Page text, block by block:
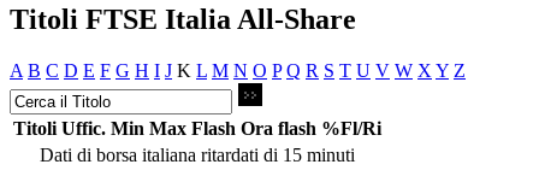
Titoli FTSE Italia All-Share
A B C D E F G H I J K L M N O P Q R S T U V W X Y Z
Titoli Uffic. Min Max Flash Ora flash %Fl/Ri
Dati di borsa italiana ritardati di 15 minuti